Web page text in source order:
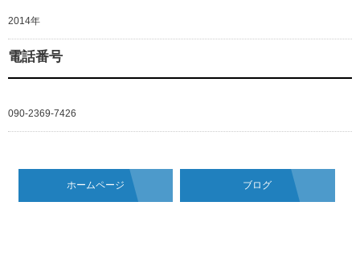
2014年
電話番号
090-2369-7426
ホームページ ブログ